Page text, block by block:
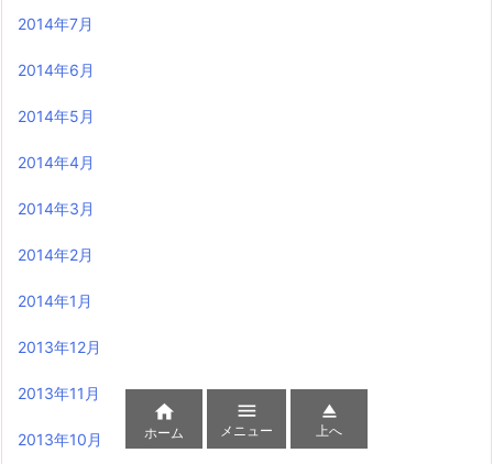
2014年7月
2014年6月
2014年5月
2014年4月
2014年3月
2014年2月
2014年1月
2013年12月
2013年11月
2013年10月

ホーム

メニュー

上へ